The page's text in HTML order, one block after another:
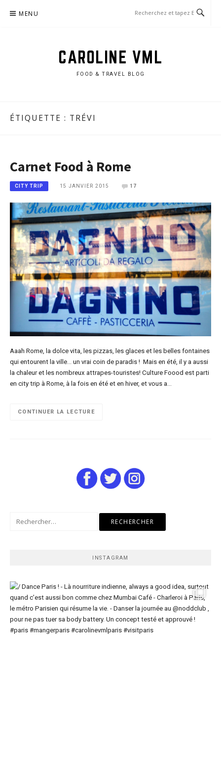
MENU
CAROLINE VML
FOOD & TRAVEL BLOG
ÉTIQUETTE : TRÉVI
Carnet Food à Rome
CITY TRIP 15 JANVIER 2015 17
Aaah Rome, la dolce vita, les pizzas, les glaces et les belles fontaines
qui entourent la ville… un vrai coin de paradis ! Mais en été, il y a aussi
la chaleur et les nombreux attrapes-touristes! Culture Foood est parti
en city trip à Rome, à la fois en été et en hiver, et vous a…
CONTINUER LA LECTURE
INSTAGRAM